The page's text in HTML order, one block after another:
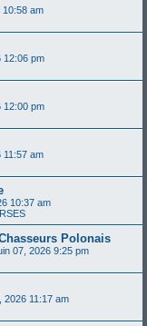
10:58 am
12:06 pm
12:00 pm
11:57 am
10:37 am
Polonais
07, 2026 9:25 pm
2026 11:17 am